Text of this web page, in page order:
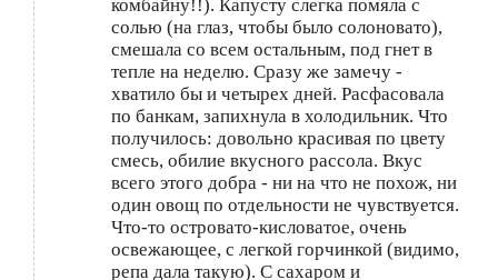
комбайну!!). Капусту слегка помяла с
солью (на глаз, чтобы было солоновато),
смешала со всем остальным, под гнет в
тепле на неделю. Сразу же замечу -
хватило бы и четырех дней. Расфасовала
по банкам, запихнула в холодильник. Что
получилось: довольно красивая по цвету
смесь, обилие вкусного рассола. Вкус
всего этого добра - ни на что не похож, ни
один овощ по отдельности не чувствуется.
Что-то островато-кисловатое, очень
освежающее, с легкой горчинкой (видимо,
репа дала такую). С сахаром и